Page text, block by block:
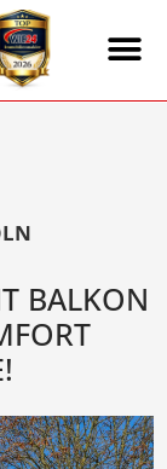
BALKON